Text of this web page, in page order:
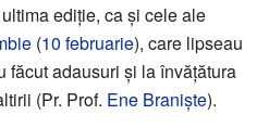
ediție, ca și cele ale
(10 februarie), care lipseau
făcut adausuri și la învățătura
(Pr. Prof. Ene Braniște).